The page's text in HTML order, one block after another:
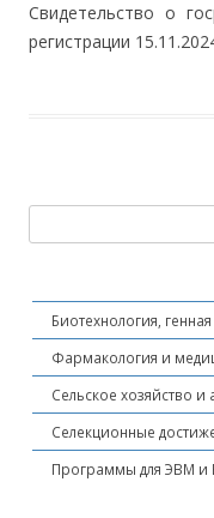
Свидетельство о
регистрации
Биотехнология,
Фармакология и
Сельское хозяйство и
Селекционные
Программы для ЭВМ и